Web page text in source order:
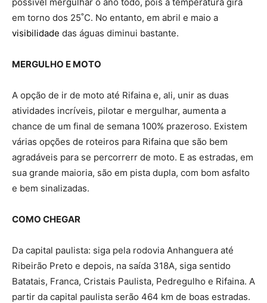
em torno dos 25˚C. No entanto, em abril e maio a
visibilidade das águas diminui bastante.
MERGULHO E MOTO
A opção de ir de moto até Rifaina e, ali, unir as duas
atividades incríveis, pilotar e mergulhar, aumenta a
chance de um final de semana 100% prazeroso. Existem
várias opções de roteiros para Rifaina que são bem
agradáveis para se percorrerr de moto. E as estradas, em
sua grande maioria, são em pista dupla, com bom asfalto
e bem sinalizadas.
COMO CHEGAR
Da capital paulista: siga pela rodovia Anhanguera até
Ribeirão Preto e depois, na saída 318A, siga sentido
Batatais, Franca, Cristais Paulista, Pedregulho e Rifaina. A
partir da capital paulista serão 464 km de boas estradas.